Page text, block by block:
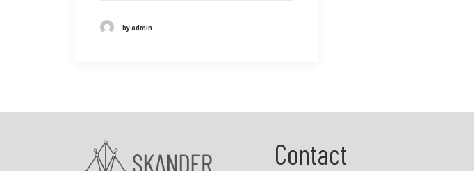
by admin
Contact